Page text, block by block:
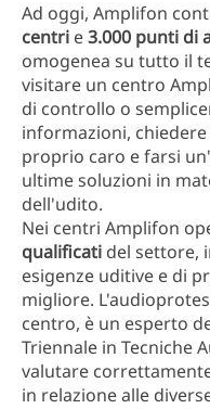
Ad oggi, Amplifon
centri e3.000 punti di
omogenea su tutto il
visitare un centro
di controllo o
informazioni,
proprio caro e farsi
ultime soluzioni in
dell'udito.
Nei centri Amplifon
qualificati del settore,
esigenze uditive e di
migliore.
centro, è un esperto
Triennale in Tecniche
valutare
in relazione alle